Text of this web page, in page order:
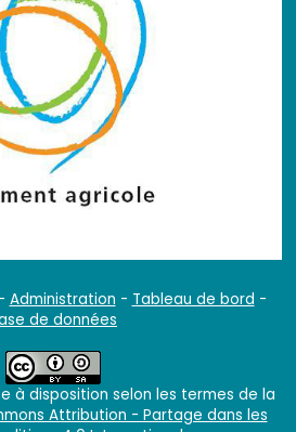
- Administration - Tableau de bord -
de données
disposition selon les termes de la
Attribution - Partage dans les